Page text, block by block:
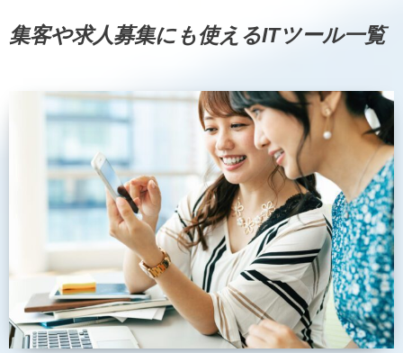
集客や求人募集にも使えるITツール一覧